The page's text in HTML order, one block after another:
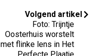
Volgend artikel
Foto: Trijntje
Oosterhuis worstelt
met flinke lens in Het